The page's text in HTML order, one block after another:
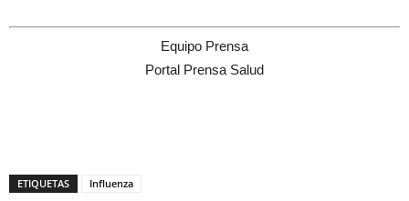
Equipo Prensa
Portal Prensa Salud
ETIQUETAS Influenza